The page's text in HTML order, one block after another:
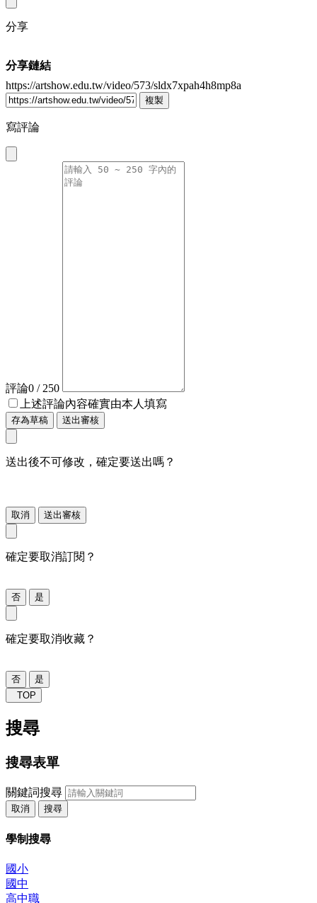
分享
分享鏈結
https://artshow.edu.tw/video/573/sldx7xpah4h8mp8a
複製
寫評論
評論0 / 250
上述評論內容確實由本人填寫
存為草稿 送出審核
送出後不可修改，確定要送出嗎？
取消 送出審核
確定要取消訂閱？
否 是
確定要取消收藏？
否
是
TOP
搜尋
搜尋表單
關鍵詞搜尋
取消 搜尋
學制搜尋
國小
國中
高中職